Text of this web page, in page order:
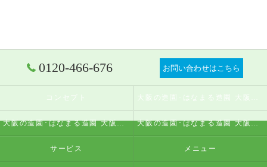
0120-466-676 お問い合わせはこちら
コンセプト
大阪の造園･はなまる造園 大阪店の評判 大阪の造園･はなまる造園 大阪店のお客様の声
サービス メニュー